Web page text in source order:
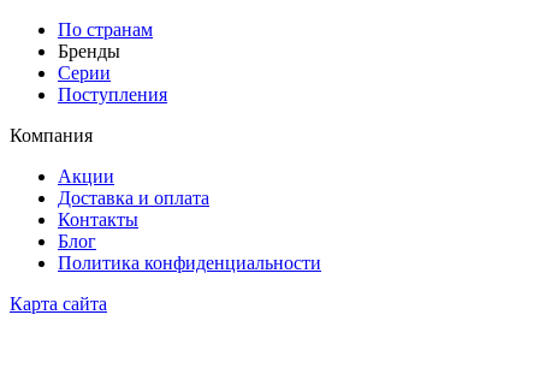
По странам
Бренды
Серии
Поступления
Компания
Акции
Доставка и оплата
Контакты
Блог
Политика конфиденциальности
Карта сайта